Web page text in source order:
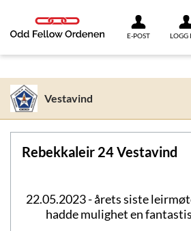
E-POST LOGG
Vestavind
Rebekkaleir 24 Vestavind
22.05.2023 - årets siste
hadde mulighet en